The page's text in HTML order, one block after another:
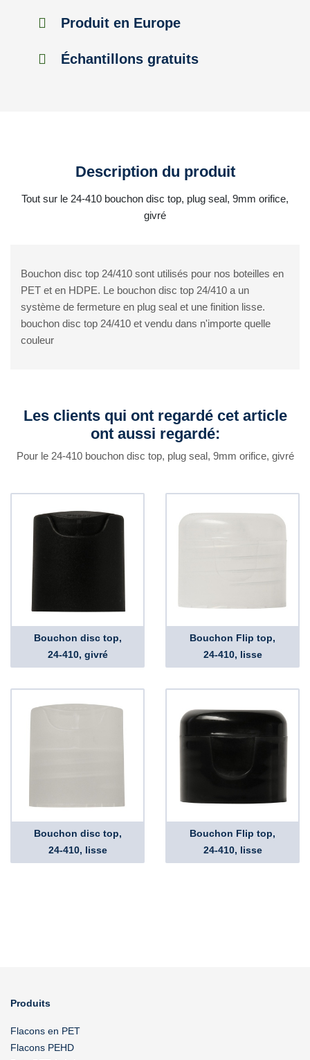
Produit en Europe
Échantillons gratuits
Description du produit
Tout sur le 24-410 bouchon disc top, plug seal, 9mm orifice,
givré
Bouchon disc top 24/410 sont utilisés pour nos boteilles en
PET et en HDPE. Le bouchon disc top 24/410 a un
système de fermeture en plug seal et une finition lisse.
bouchon disc top 24/410 et vendu dans n'importe quelle
couleur
Les clients qui ont regardé cet article
ont aussi regardé:
Pour le 24-410 bouchon disc top, plug seal, 9mm orifice, givré
Bouchon disc top,
24-410, givré
Bouchon Flip top,
24-410, lisse
Bouchon disc top,
24-410, lisse
Bouchon Flip top,
24-410, lisse
Produits
Flacons en PET
Flacons PEHD